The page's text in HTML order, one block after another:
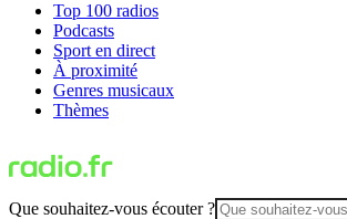
Top 100 radios
Podcasts
Sport en direct
À proximité
Genres musicaux
Thèmes
Que souhaitez-vous écouter ?